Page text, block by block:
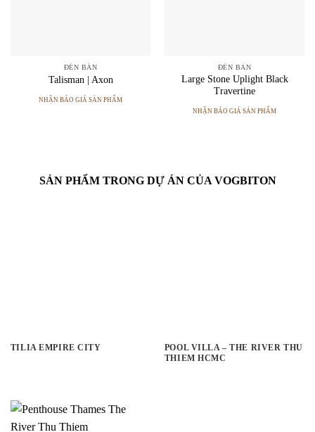
ĐÈN BÀN
Talisman | Axon
NHẬN BÁO GIÁ SẢN PHẨM
ĐÈN BÀN
Large Stone Uplight Black
Travertine
NHẬN BÁO GIÁ SẢN PHẨM
SẢN PHẨM TRONG DỰ ÁN CỦA VOGBITON
TILIA EMPIRE CITY
POOL VILLA – THE RIVER THU
THIEM HCMC